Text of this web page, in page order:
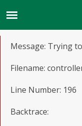
A PHP Error was
Message: Trying
Filename:
Line Number: 196
Backtrace: